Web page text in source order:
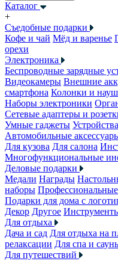
Каталог
+
Съедобные подарки
Кофе и чай Мёд и варенье
орехи
Электроника
Беспроводные зарядные
Видеокамеры Внешние
смартфона Колонки и
Наборы электроники
Сетевые адаптеры и
Умные гаджеты
Автомобильные
Для кузова Для салона
Многофункциональные
Деловые подарки
Медали Награды
наборы
Подарки для дома с
Декор Другое
Для отдыха
Дача и сад Для отдыха на
релаксации Для спа и
Для путешествий